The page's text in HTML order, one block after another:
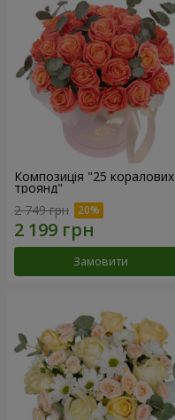
Композиція "25 коралових
троянд"
2 749 грн
Замовити